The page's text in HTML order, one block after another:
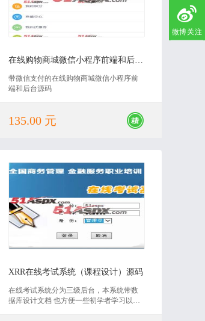
微博关注
在线购物商城微信小程序前端和后台教辅源码
带微信支付的在线购物商城微信小程序前
端和后台源码
135.00 元
XRR在线考试系统（课程设计）源码
在线考试系统分为三级后台，本系统带数
据库设计文档 也方便一些初学者学习以及